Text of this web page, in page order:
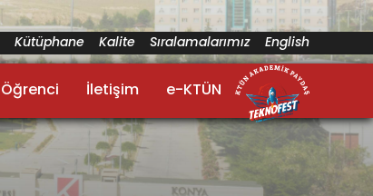
Kütüphane Kalite Sıralamalarımız English
Öğrenci İletişim e-KTÜN